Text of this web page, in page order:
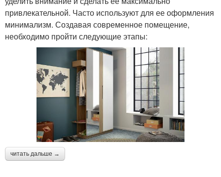
привлекательной. Часто используют для ее оформления
минимализм. Создавая современное помещение,
необходимо пройти следующие этапы:
читать дальше →